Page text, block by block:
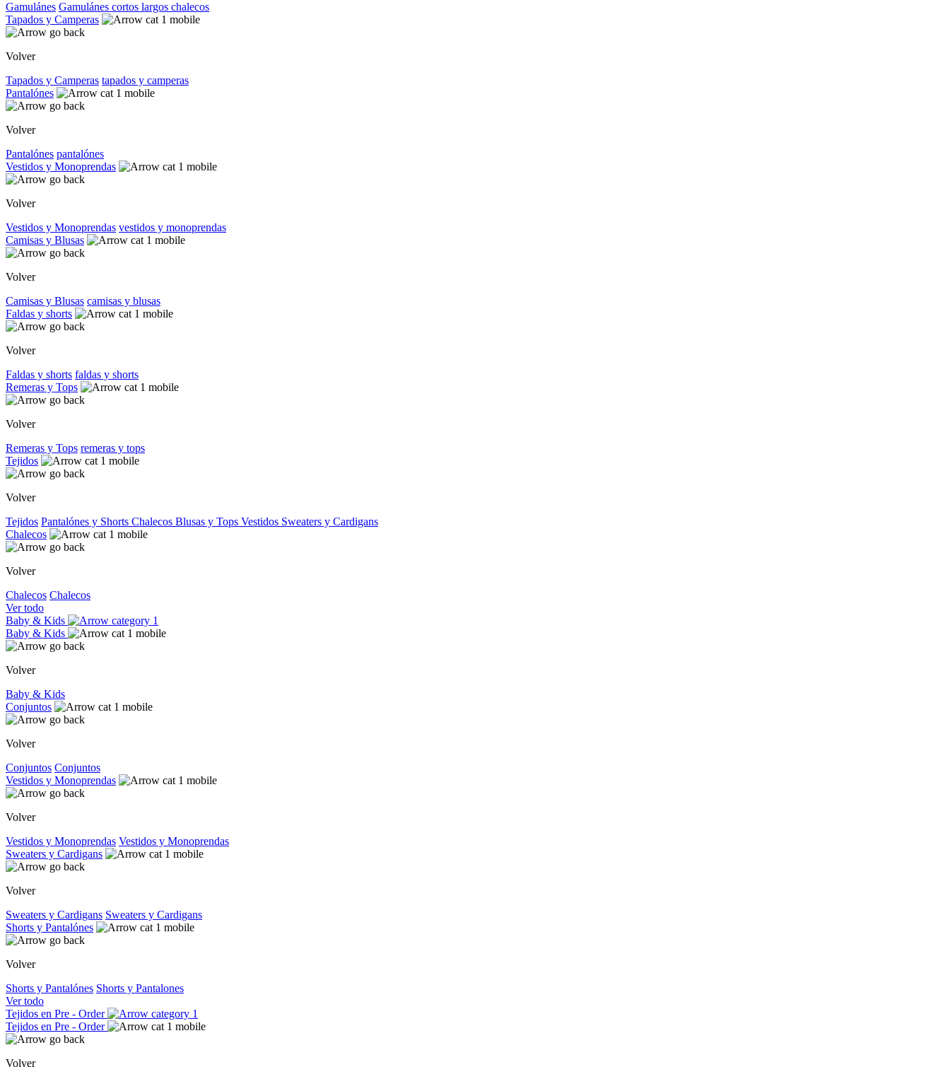
Gamulánes Gamulánes cortos largos chalecos
Tapados y Camperas
Volver
Tapados y Camperas tapados y camperas
Pantalónes
Volver
Pantalónes pantalónes
Vestidos y Monoprendas
Volver
Vestidos y Monoprendas vestidos y monoprendas
Camisas y Blusas
Volver
Camisas y Blusas camisas y blusas
Faldas y shorts
Volver
Faldas y shorts faldas y shorts
Remeras y Tops
Volver
Remeras y Tops remeras y tops
Tejidos
Volver
Tejidos Pantalónes y Shorts Chalecos Blusas y Tops Vestidos Sweaters y Cardigans
Chalecos
Volver
Chalecos Chalecos
Ver todo
Baby & Kids
Baby & Kids
Volver
Baby & Kids
Conjuntos
Volver
Conjuntos Conjuntos
Vestidos y Monoprendas
Volver
Vestidos y Monoprendas Vestidos y Monoprendas
Sweaters y Cardigans
Volver
Sweaters y Cardigans Sweaters y Cardigans
Shorts y Pantalónes
Volver
Shorts y Pantalónes Shorts y Pantalones
Ver todo
Tejidos en Pre - Order
Tejidos en Pre - Order
Volver